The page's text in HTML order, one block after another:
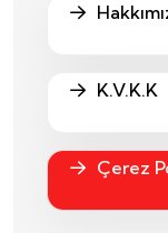
K.V.K.K
Çerez